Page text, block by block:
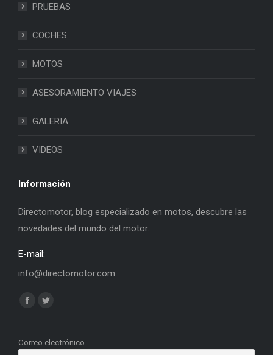
PRUEBAS
COCHES
MOTOS
ASESORAMIENTO VIAJES
GALERIA
VIDEOS
Información
Directomotor, blog especializado en motos, descubre las
novedades del mundo del motor.
E-mail:
info@directomotor.com
Find us on:
Facebook
opens
Twitter
opens
Correo electrónico